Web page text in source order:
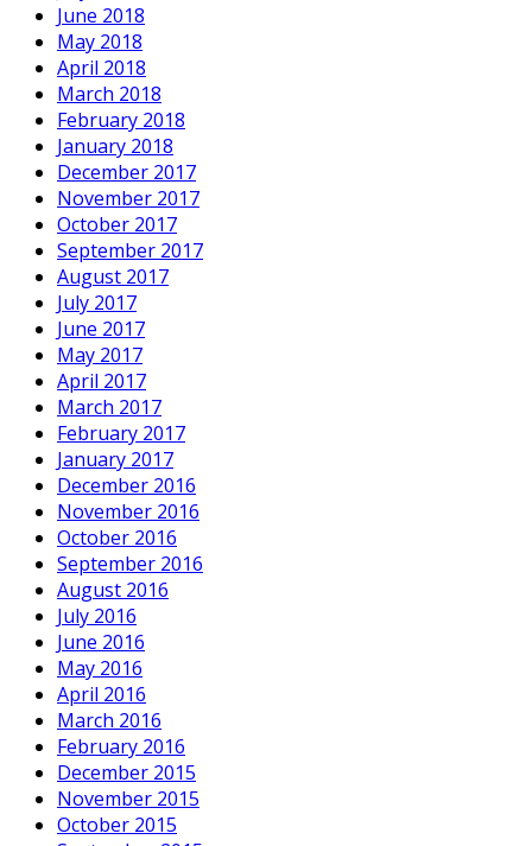
June 2018
May 2018
April 2018
March 2018
February 2018
January 2018
December 2017
November 2017
October 2017
September 2017
August 2017
July 2017
June 2017
May 2017
April 2017
March 2017
February 2017
January 2017
December 2016
November 2016
October 2016
September 2016
August 2016
July 2016
June 2016
May 2016
April 2016
March 2016
February 2016
December 2015
November 2015
October 2015